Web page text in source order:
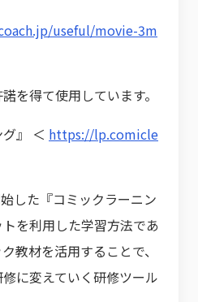
useful/movie-3m
を得て使用しています。
』 ＜ https://lp.comicle
した『コミックラーニン
を利用した学習方法であ
教材を活用することで、
に変えていく研修ツール